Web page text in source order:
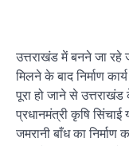
उत्तराखंड में बनने जा
मिलने के बाद निर्माण
पूरा हो जाने से
प्रधानमंत्री कृषि
जमरानी बाँध का निर्माण